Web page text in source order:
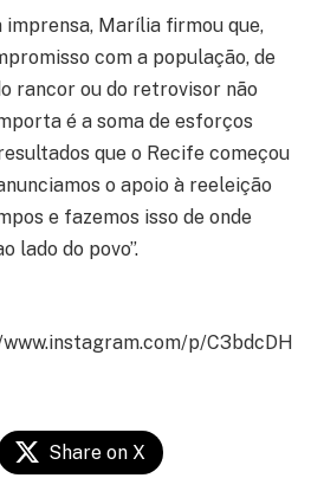
imprensa, Marília firmou que,
com a população, de
rancor ou do retrovisor não
é a soma de esforços
que o Recife começou
o apoio à reeleição
e fazemos isso de onde
lado do povo”.
p/C3bdcDH
Share on X